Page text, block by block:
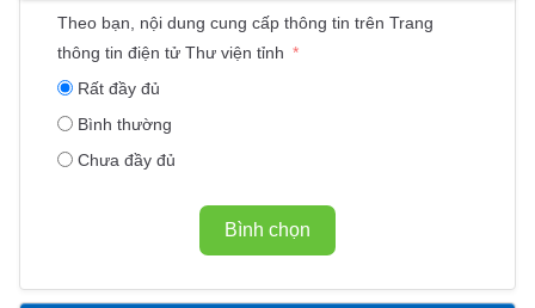
K
Ế
E
B
Theo bạn, nội dung cung cấp thông tin trên Trang
thông tin điện tử Thư viện tỉnh
Rất đầy đủ
Bình thường
Chưa đầy đủ
Bình chọn